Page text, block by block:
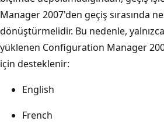
Manager 2007'den geçiş sırasında
dönüştürmelidir. Bu nedenle,
yüklenen Configuration Manager
için desteklenir:
English
French